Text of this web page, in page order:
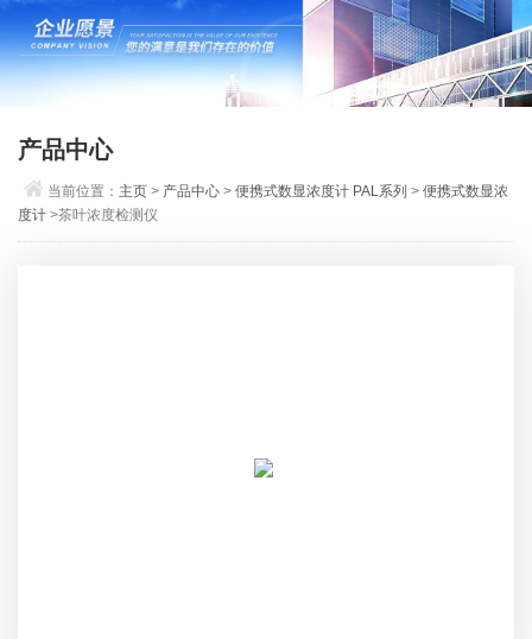
产品中心
当前位置： 主页 > 产品中心 >便携式数显浓度计 PAL系列 >便携式数显浓
度计 >茶叶浓度检测仪